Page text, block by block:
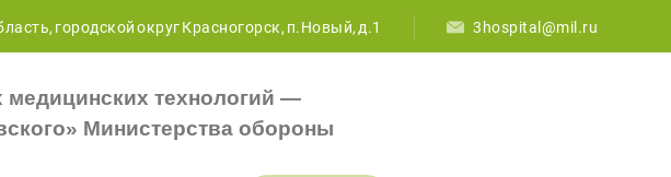
городской округ Красногорск, п.Новый, д.1 3hospital@mil.ru
технологий —
Министерства обороны